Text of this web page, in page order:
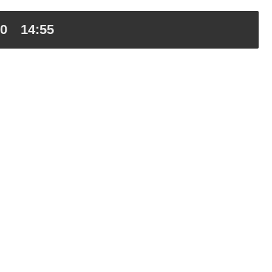
14:55